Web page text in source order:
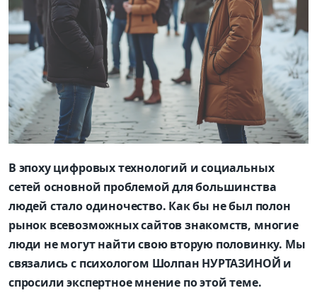
В эпоху цифровых технологий и социальных
сетей основной проблемой для большинства
людей стало одиночество. Как бы не был полон
рынок всевозможных сайтов знакомств, многие
люди не могут найти свою вторую половинку. Мы
связались с психологом Шолпан НУРТАЗИНОЙ и
спросили экспертное мнение по этой теме.